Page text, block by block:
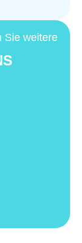
Sie weitere